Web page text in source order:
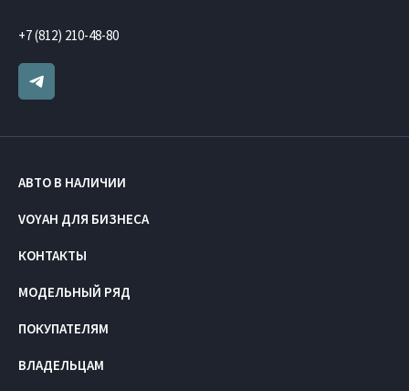
+7 (812) 210-48-80
АВТО В НАЛИЧИИ
VOYAH ДЛЯ БИЗНЕСА
КОНТАКТЫ
МОДЕЛЬНЫЙ РЯД
ПОКУПАТЕЛЯМ
ВЛАДЕЛЬЦАМ